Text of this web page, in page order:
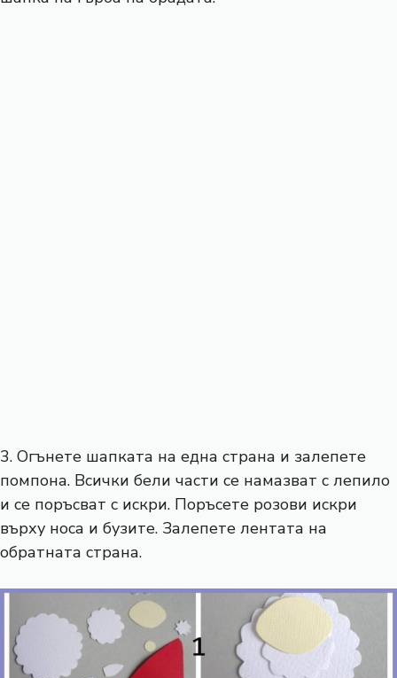
3. Огънете шапката на една страна и залепете
помпона. Всички бели части се намазват с лепило
и се поръсват с искри. Поръсете розови искри
върху носа и бузите. Залепете лентата на
обратната страна.